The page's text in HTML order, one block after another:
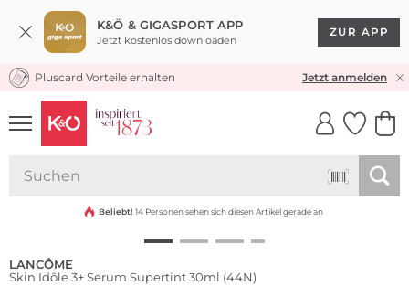
K&Ö & GIGASPORT APP
Jetzt kostenlos downloaden
ZUR APP
KOSTENLOSER VERSAND* & RÜCKVERSAND
Pluscard Vorteile erhalten Jetzt anmelden
UNSERE APP
CLICK &
Beliebt! 14 Personen sehen sich diesen Artikel gerade an
LANCÔME
Skin Idôle 3+ Serum Supertint 30ml (44N)